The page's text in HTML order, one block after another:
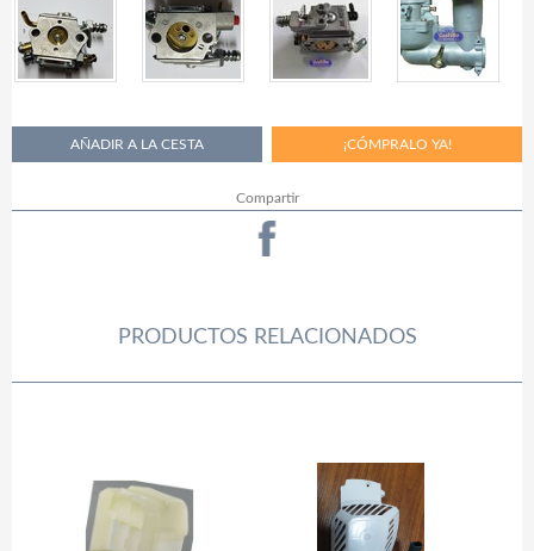
Compartir
PRODUCTOS RELACIONADOS